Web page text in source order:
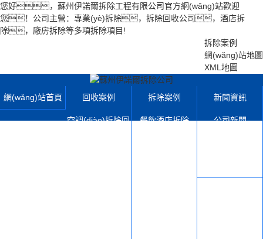
您好，蘇州伊諾爾拆除工程有限公司官方網(wǎng)站歡迎
您！公司主營：專業(yè)拆除，拆除回收公司，酒店拆
除，廠房拆除等多項拆除項目!
拆除案例
網(wǎng)站地圖
XML地圖
網(wǎng)站首頁 回收案例
空調(diào)拆除回
拆除案例
餐飲酒店拆除
新聞資訊
公司新聞